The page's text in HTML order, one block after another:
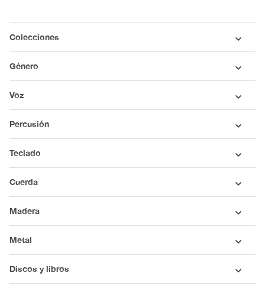
Colecciones
Género
Voz
Percusión
Teclado
Cuerda
Madera
Metal
Discos y libros